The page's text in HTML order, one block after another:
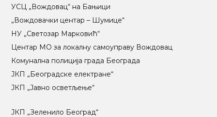
УСЦ „Вождовац“ на Бањици
„Вождовачки центар – Шумице“
НУ „Светозар Марковић“
Центар МO за локалну самоуправу Вождовац
Комунална полиција града Београда
ЈКП „Београдске електране“
ЈКП „Јавно осветљење“
ЈКП „Зеленило Београд“